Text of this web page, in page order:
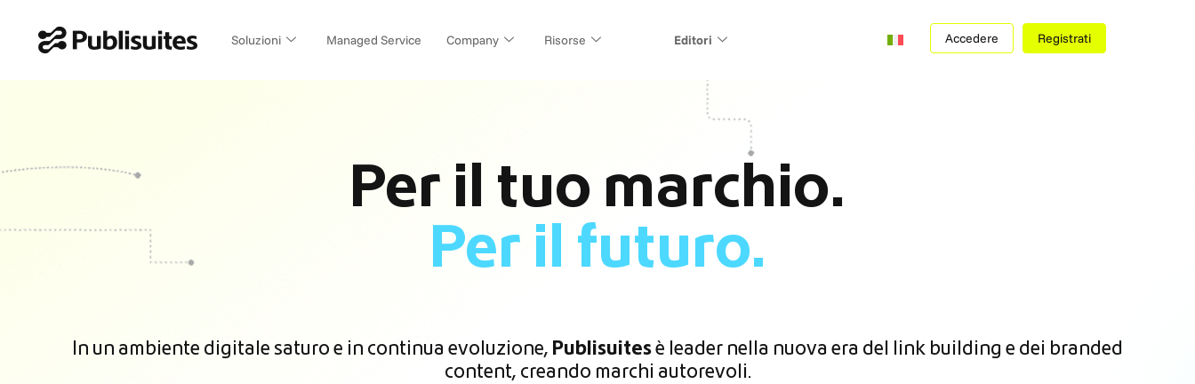
contenuto
Soluzioni Managed Service Company Risorse Editori Accedere Registrati
Per il tuo marchio.
Per il futuro.
In un ambiente digitale saturo e in continua evoluzione, Publisuites è leader nella nuova era del link building e dei branded
content, creando marchi autorevoli.